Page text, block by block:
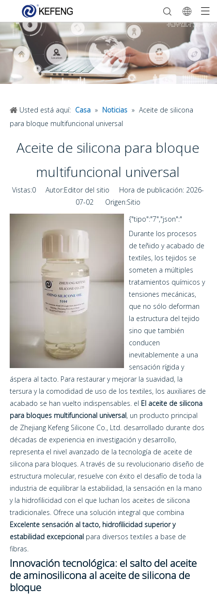
Usted está aquí: Casa » Noticias » Aceite de silicona
para bloque multifuncional universal
Aceite de silicona para bloque
multifuncional universal
Vistas:0Autor:Editor del sitio Hora de publicación: 2026-
07-02 Origen:Sitio
{"tipo":"7","json":"
Durante los procesos
de teñido y acabado de
textiles, los tejidos se
someten a múltiples
tratamientos químicos y
tensiones mecánicas,
que no sólo deforman
la estructura del tejido
sino que también
conducen
inevitablemente a una
sensación rígida y
áspera al tacto. Para restaurar y mejorar la suavidad, la
tersura y la comodidad de uso de los textiles, los auxiliares de
acabado se han vuelto indispensables. el El aceite de silicona
para bloques multifuncional universal, un producto principal
de Zhejiang Kefeng Silicone Co., Ltd. desarrollado durante dos
décadas de experiencia en investigación y desarrollo,
representa el nivel avanzado de la tecnología de aceite de
silicona para bloques. A través de su revolucionario diseño de
estructura molecular, resuelve con éxito el desafío de toda la
industria de equilibrar la estabilidad, la sensación en la mano
y la hidrofilicidad con el que luchan los aceites de silicona
tradicionales. Ofrece una solución integral que combina
Excelente sensación al tacto, hidrofilicidad superior y
estabilidad excepcional para diversos textiles a base de
fibras.
Innovación tecnológica: el salto del aceite
de aminosilicona al aceite de silicona de
bloque